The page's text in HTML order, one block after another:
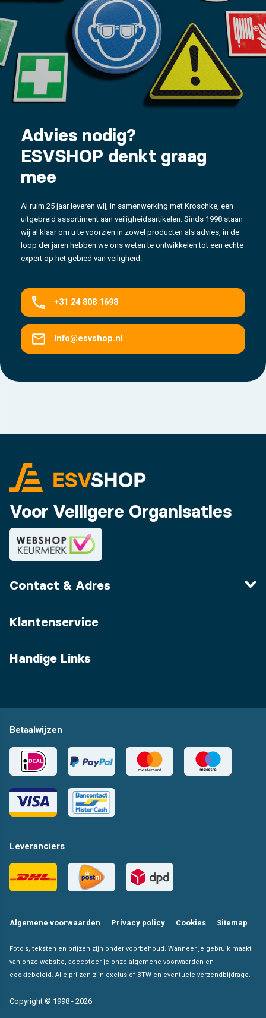
Advies nodig?
ESVSHOP denkt graag
mee
Al ruim 25 jaar leveren wij, in samenwerking met Kroschke, een
uitgebreid assortiment aan veiligheidsartikelen. Sinds 1998 staan
wij al klaar om u te voorzien in zowel producten als advies, in de
loop der jaren hebben we ons weten te ontwikkelen tot een echte
expert op het gebied van veiligheid.
+31 24 808 1698
Info@esvshop.nl
Voor Veiligere Organisaties
Contact & Adres
Klantenservice
Handige Links
Betaalwijzen
Leveranciers
Algemene voorwaarden Privacy policy Cookies Sitemap
Foto's, teksten en prijzen zijn onder voorbehoud. Wanneer je gebruik maakt
van onze website, accepteer je onze algemene voorwaarden en
cookiebeleid. Alle prijzen zijn exclusief BTW en eventuele verzendbijdrage.
Copyright © 1998 - 2026